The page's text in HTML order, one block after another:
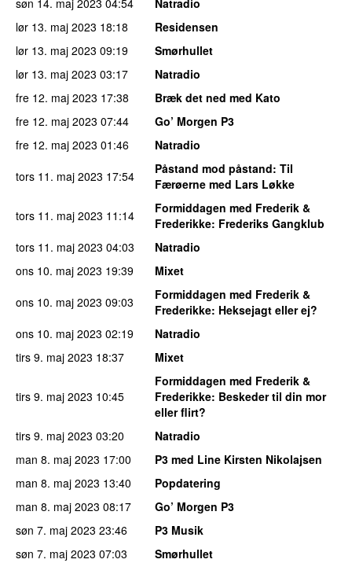
lør 13. maj 2023 18:18
Residensen
lør 13. maj 2023 09:19
Smørhullet
lør 13. maj 2023 03:17
Natradio
fre 12. maj 2023 17:38
Bræk det ned med Kato
fre 12. maj 2023 07:44
Go’ Morgen P3
fre 12. maj 2023 01:46
Natradio
tors 11. maj 2023 17:54 Påstand mod påstand: Til
Færøerne med Lars Løkke
tors 11. maj 2023 11:14
Formiddagen med Frederik &
Frederikke: Frederiks Gangklub
tors 11. maj 2023 04:03
Natradio
ons 10. maj 2023 19:39
Mixet
ons 10. maj 2023 09:03
Formiddagen med Frederik &
Frederikke: Heksejagt eller ej?
ons 10. maj 2023 02:19
Natradio
tirs 9. maj 2023 18:37 Mixet
tirs 9. maj 2023 10:45
Formiddagen med Frederik &
Frederikke: Beskeder til din mor
eller flirt?
tirs 9. maj 2023 03:20
Natradio
man 8. maj 2023 17:00
P3 med Line Kirsten Nikolajsen
man 8. maj 2023 13:40
Popdatering
man 8. maj 2023 08:17
Go’ Morgen P3
søn 7. maj 2023 23:46
P3 Musik
søn 7. maj 2023 07:03
Smørhullet